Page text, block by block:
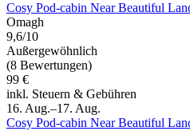
Cosy Pod-cabin Near Beautiful
Omagh
9,6/10
Außergewöhnlich
(8 Bewertungen)
99 €
inkl. Steuern & Gebühren
16. Aug.–17. Aug.
Cosy Pod-cabin Near Beautiful